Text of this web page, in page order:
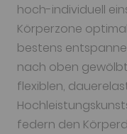
hoch-individuell
Körperzone
bestens
nach oben
flexiblen,
federn den